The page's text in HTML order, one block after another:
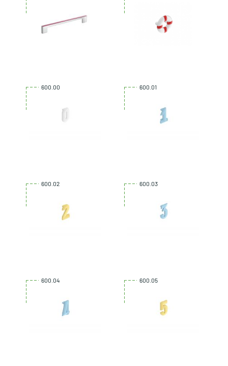
600.00 600.01
600.02 600.03
600.04 600.05